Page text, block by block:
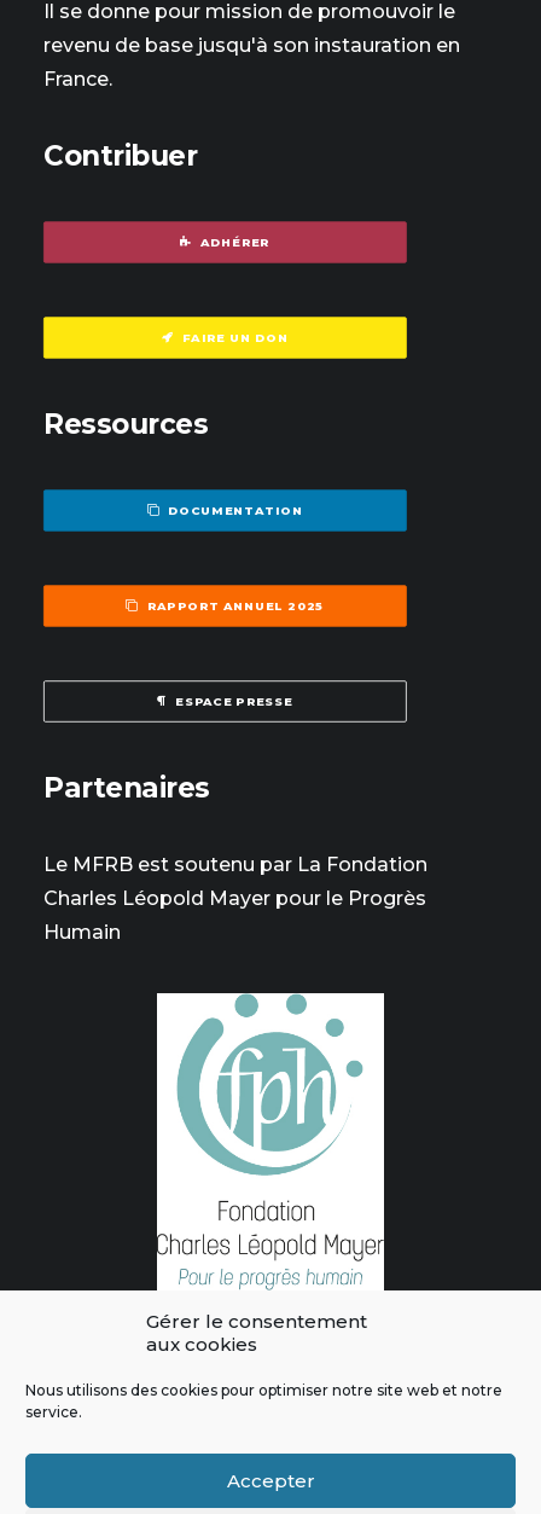
Gérer le consentement
aux cookies
Nous utilisons des cookies pour optimiser notre site web et notre
service.
Accepter
Il se donne pour mission de promouvoir le
revenu de base jusqu'à son instauration en
France.
Contribuer
ADHÉRER
FAIRE UN DON
Ressources
DOCUMENTATION
RAPPORT ANNUEL 2025
ESPACE PRESSE
Partenaires
Le MFRB est soutenu par La Fondation
Charles Léopold Mayer pour le Progrès
Humain
L'intégralité des contenus de ce site sont publiés sous licence
|Politique de confidentialité